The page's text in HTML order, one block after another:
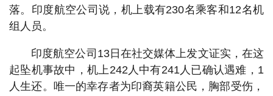
落。印度航空公司说，机上载有230名乘客和12名机
组人员。
印度航空公司13日在社交媒体上发文证实，在这
起坠机事故中，机上242人中有241人已确认遇难，1
人生还。唯一的幸存者为印裔英籍公民，胸部受伤，